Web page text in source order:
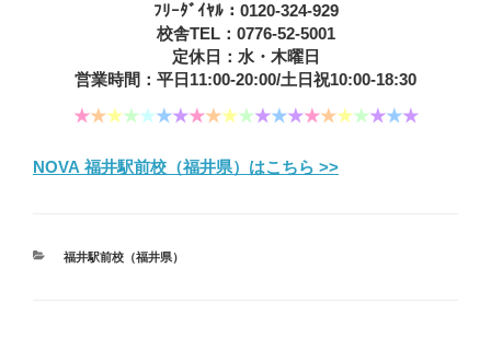
ﾌﾘｰﾀﾞｲﾔﾙ：0120-324-929
校舎TEL：0776-52-5001
定休日：水・木曜日
営業時間：平日11:00-20:00/土日祝10:00-18:30
★★★★★★★★★★★★★★★★★★★★★
NOVA 福井駅前校（福井県）はこちら >>
カ
福井駅前校（福井県）